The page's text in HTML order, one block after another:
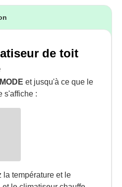
de toit
MODE et jusqu'à ce que le
s'affiche :
la température et le